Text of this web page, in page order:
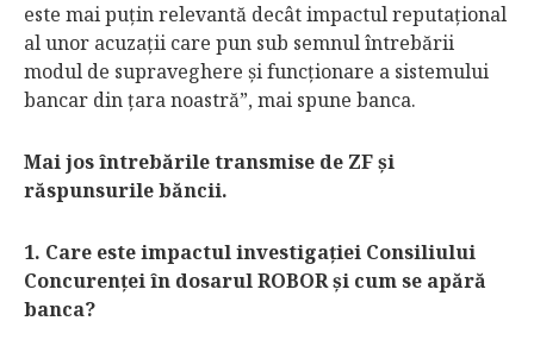
este mai puţin relevantă decât impactul repu­taţio­nal
al unor acuzaţii care pun sub semnul întrebării
modul de supra­veghere şi funcţionare a siste­mului
bancar din ţara noastră”, mai spune banca.
Mai jos întrebările transmise de ZF şi
răspunsurile băncii.
1. Care este impactul investigaţiei Consiliului
Concurenţei în dosarul ROBOR şi cum se apără
banca?